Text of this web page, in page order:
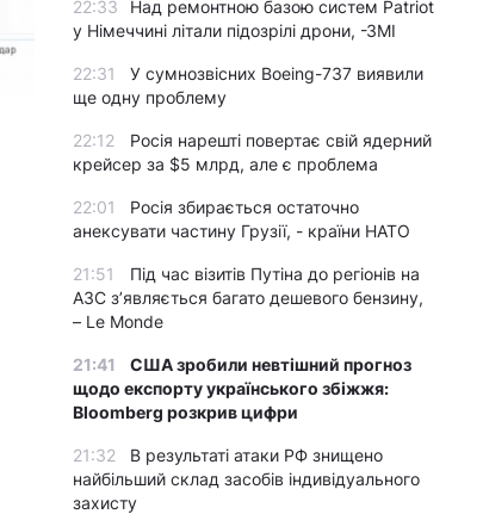
22:33
Над ремонтною базою систем Patriot
у Німеччині літали підозрілі дрони, -ЗМІ
22:31
У сумнозвісних Boeing-737 виявили
ще одну проблему
22:12
Росія нарешті повертає свій ядерний
крейсер за $5 млрд, але є проблема
22:01
Росія збирається остаточно
анексувати частину Грузії, - країни НАТО
21:51
Під час візитів Путіна до регіонів на
АЗС з’являється багато дешевого бензину,
– Le Monde
21:41
США зробили невтішний прогноз
щодо експорту українського збіжжя:
Bloomberg розкрив цифри
21:32
В результаті атаки РФ знищено
найбільший склад засобів індивідуального
захисту